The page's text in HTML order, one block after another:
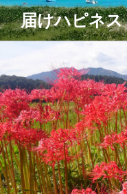
コ
ン
テ
ツ
へ
ス
キ
ッ
プ
届けハピネス